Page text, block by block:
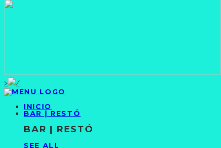
>
INICIO
BAR | RESTÓ
BAR | RESTÓ
SEE ALL